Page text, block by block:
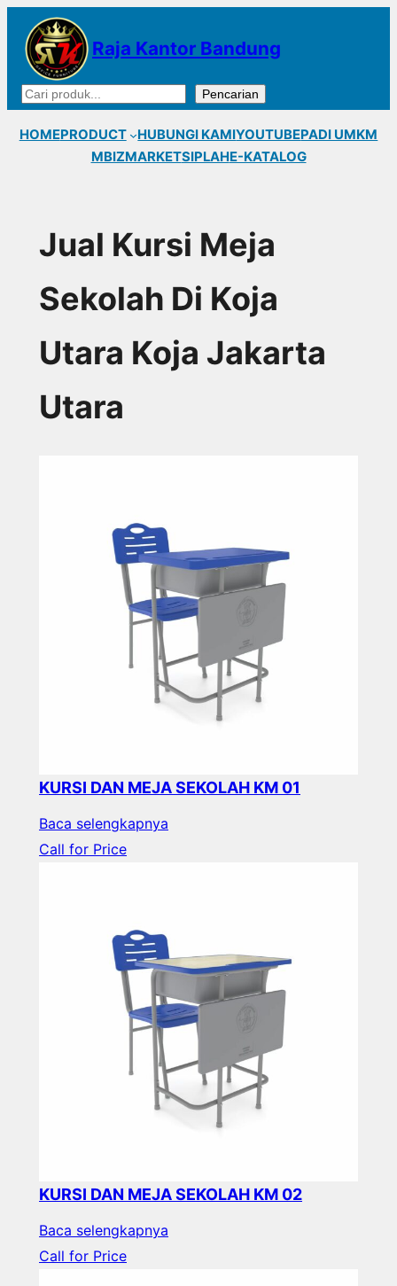
Lewati
konten
Raja Kantor Bandung
Cari Pencarian
HOMEPRODUCT HUBUNGI KAMIYOUTUBEPADI UMKM
MBIZMARKETSIPLAHE-KATALOG
Jual Kursi Meja
Sekolah Di Koja
Utara Koja Jakarta
Utara
KURSI DAN MEJA SEKOLAH KM 01
Baca selengkapnya
Call for Price
KURSI DAN MEJA SEKOLAH KM 02
Baca selengkapnya
Call for Price